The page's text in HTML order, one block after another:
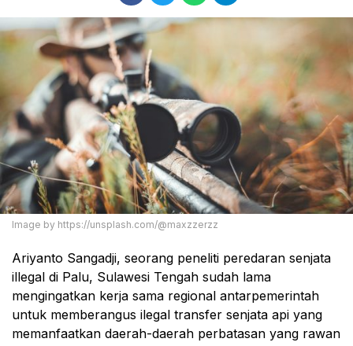
Image by https://unsplash.com/@maxzzerzz
Ariyanto Sangadji, seorang peneliti peredaran senjata
illegal di Palu, Sulawesi Tengah sudah lama
mengingatkan kerja sama regional antarpemerintah
untuk memberangus ilegal transfer senjata api yang
memanfaatkan daerah-daerah perbatasan yang rawan